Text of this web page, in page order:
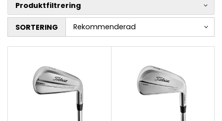
Produktfiltrering
SORTERING